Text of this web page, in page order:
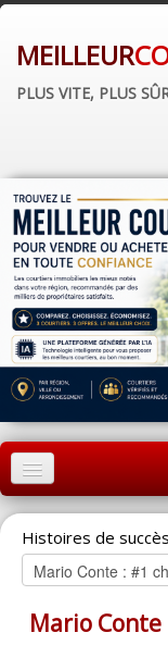
MEILLEUR
PLUS VITE, PLUS
ACCUEIL
MONTRÉAL
QUÉBEC
LAVAL
Histoires de succès
Mario Conte